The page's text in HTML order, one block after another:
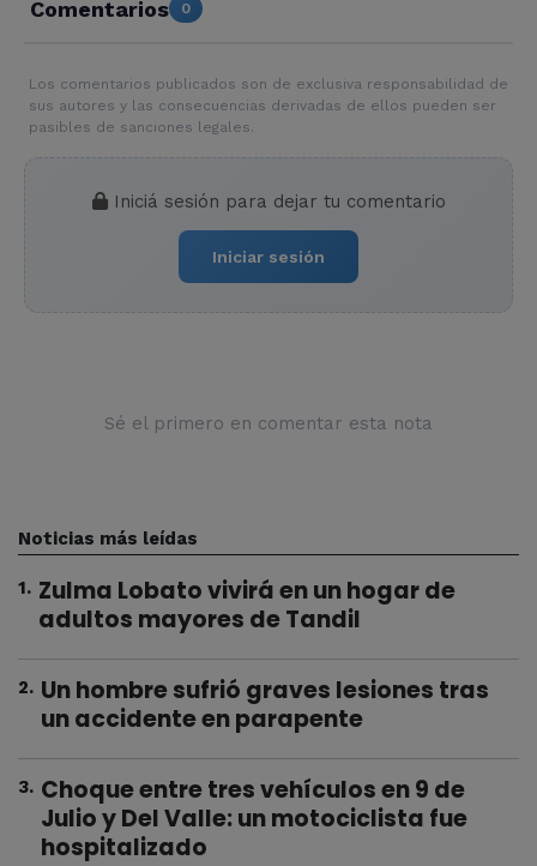
Comentarios 0
Los comentarios publicados son de exclusiva responsabilidad de
sus autores y las consecuencias derivadas de ellos pueden ser
pasibles de sanciones legales.
Iniciá sesión para dejar tu comentario
Iniciar sesión
Sé el primero en comentar esta nota
Noticias más leídas
1. Zulma Lobato vivirá en un hogar de
adultos mayores de Tandil
2. Un hombre sufrió graves lesiones tras
un accidente en parapente
3. Choque entre tres vehículos en 9 de
Julio y Del Valle: un motociclista fue
hospitalizado